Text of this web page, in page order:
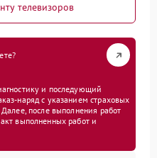
телевизоров
и последующий
наряд с указанием страховых
после выполнения работ
выполненных работ и